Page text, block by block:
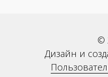
©
Дизайн и